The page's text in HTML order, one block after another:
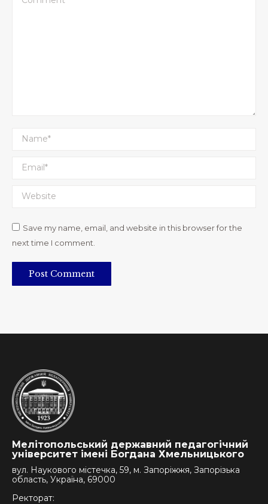
Name *
Email *
Website
Save my name, email, and website in this browser for the
next time I comment.
Post Comment
Мелітопольський державний педагогічний
університет імені Богдана Хмельницького
вул. Наукового містечка, 59, м. Запоріжжя, Запорізька
область, Україна, 69000
Ректорат: